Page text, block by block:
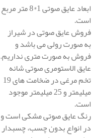
ابعاد عایق صوتی 1*8 متر مربع
است.
فروش عایق صوتی در شیراز
به صورت رولی می باشد و
فروش به صورت متری نداریم.
عایق الاستومری صوتی شانه
تخم مرغی در ضخامت های 19
میلیمتر و 25 میلیمتر موجود
است.
رنگ عایق صوتی مشکی است و
در انواع بدون چسب، چسبدار